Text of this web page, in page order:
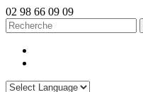
02 98 66 09 09